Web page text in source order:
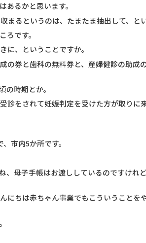
るかと思います。
るというのは、たまたま抽出して、と
です。
に、ということですか。
券と歯科の無料券と、産婦健診の助成
時期とか。
をされて妊娠判定を受けた方が取りに
市内5か所です。
母子手帳はお渡ししているのですけれ
ちは赤ちゃん事業でもこういうことを